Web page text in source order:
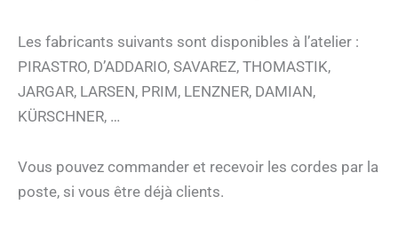
Les fabricants suivants sont disponibles à l’atelier :
PIRASTRO, D’ADDARIO, SAVAREZ, THOMASTIK,
JARGAR, LARSEN, PRIM, LENZNER, DAMIAN,
KÜRSCHNER, …
Vous pouvez commander et recevoir les cordes par la
poste, si vous être déjà clients.